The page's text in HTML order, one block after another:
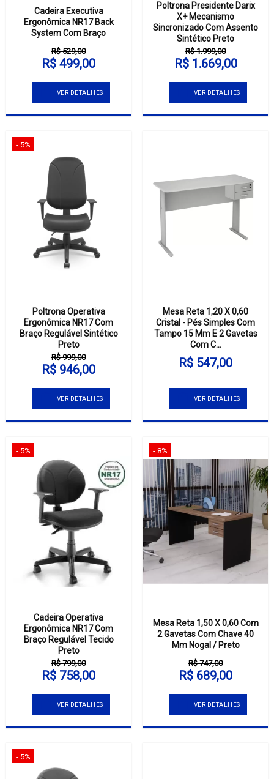
Cadeira Executiva
Ergonômica NR17 Back
System Com Braço
R$ 529,00
R$ 499,00
VER DETALHES
Poltrona Presidente Darix
X+ Mecanismo
Sincronizado Com Assento
Sintético Preto
R$ 1.999,00
R$ 1.669,00
VER DETALHES
- 5%
Poltrona Operativa
Ergonômica NR17 Com
Braço Regulável Sintético
Preto
R$ 999,00
R$ 946,00
VER DETALHES
Mesa Reta 1,20 X 0,60
Cristal - Pés Simples Com
Tampo 15 Mm E 2 Gavetas
Com C...
R$ 547,00
VER DETALHES
- 5%
Cadeira Operativa
Ergonômica NR17 Com
Braço Regulável Tecido
Preto
R$ 799,00
R$ 758,00
VER DETALHES
- 8%
Mesa Reta 1,50 X 0,60 Com
2 Gavetas Com Chave 40
Mm Nogal / Preto
R$ 747,00
R$ 689,00
VER DETALHES
- 5%